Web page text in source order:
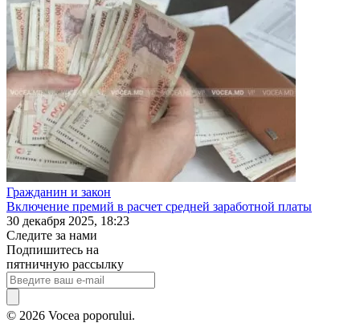
Гражданин и закон
Включение премий в расчет средней заработной платы
30 декабря 2025, 18:23
Следите за нами
Подпишитесь на
пятничную рассылку
© 2026 Vocea poporului.